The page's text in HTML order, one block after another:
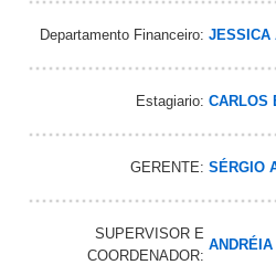
Departamento Financeiro: JESSICA
Estagiario: CARLOS
GERENTE: SÉRGIO
SUPERVISOR E
COORDENADOR: